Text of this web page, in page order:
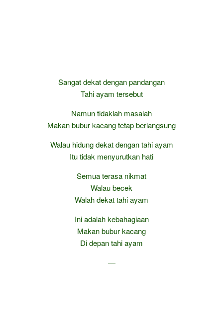
Sangat dekat dengan pandangan
Tahi ayam tersebut
Namun tidaklah masalah
Makan bubur kacang tetap berlangsung
Walau hidung dekat dengan tahi ayam
Itu tidak menyurutkan hati
Semua terasa nikmat
Walau becek
Walah dekat tahi ayam
Ini adalah kebahagiaan
Makan bubur kacang
Di depan tahi ayam
—